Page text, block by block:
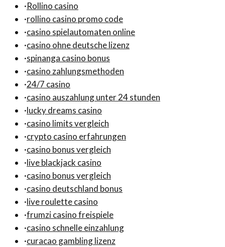
·Rollino casino
·rollino casino promo code
·casino spielautomaten online
·casino ohne deutsche lizenz
·spinanga casino bonus
·casino zahlungsmethoden
·24/7 casino
·casino auszahlung unter 24 stunden
·lucky dreams casino
·casino limits vergleich
·crypto casino erfahrungen
·casino bonus vergleich
·live blackjack casino
·casino bonus vergleich
·casino deutschland bonus
·live roulette casino
·frumzi casino freispiele
·casino schnelle einzahlung
·curacao gambling lizenz